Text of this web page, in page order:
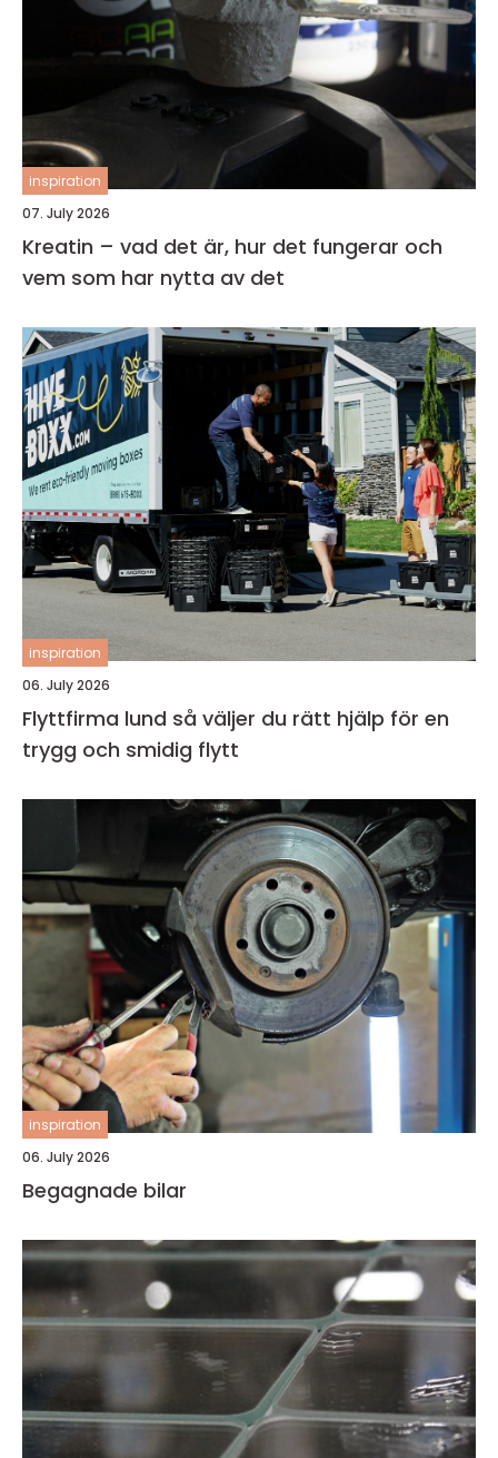
inspiration
07. July 2026
Kreatin – vad det är, hur det fungerar och
vem som har nytta av det
inspiration
06. July 2026
Flyttfirma lund så väljer du rätt hjälp för en
trygg och smidig flytt
inspiration
06. July 2026
Begagnade bilar